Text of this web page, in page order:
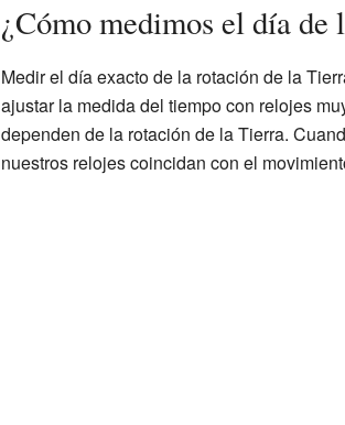
¿Cómo medimos el día de
Medir el día exacto de la rotación de la
ajustar la medida del tiempo con relojes
dependen de la rotación de la Tierra.
nuestros relojes coincidan con el